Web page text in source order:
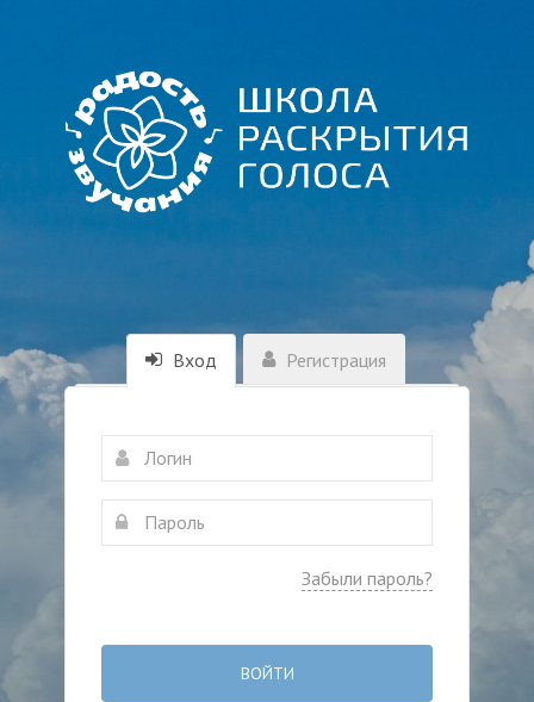
Вход Регистрация
Забыли пароль?
ВОЙТИ